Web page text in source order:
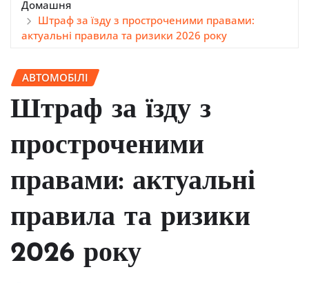
Домашня
Штраф за їзду з простроченими правами:
актуальні правила та ризики 2026 року
АВТОМОБІЛІ
Штраф за їзду з
простроченими
правами: актуальні
правила та ризики
2026 року